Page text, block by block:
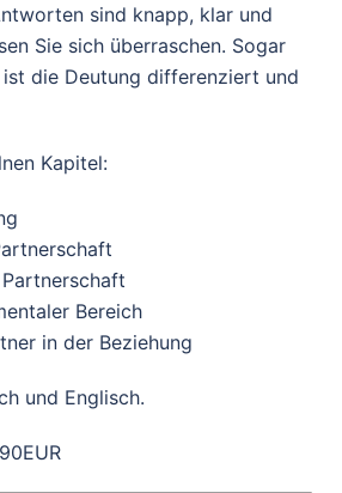
sind knapp, klar und
Sie sich überraschen. Sogar
die Deutung differenziert und
Kapitel:
Bereich
in der Beziehung
und Englisch.